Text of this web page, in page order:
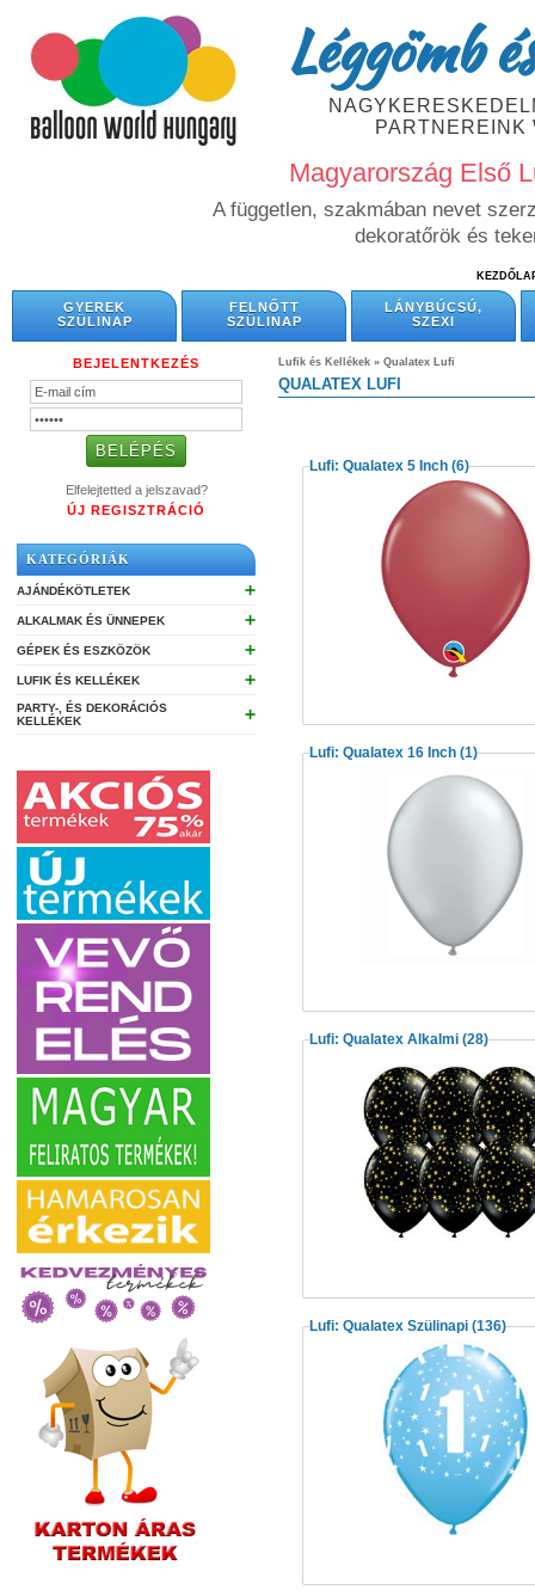
Léggömb
PARTNEREINK
Magyarország Első
A független, szakmában nevet
dekoratőrök és
GYEREK
SZÜLINAP
FELNŐTT
SZÜLINAP
LÁNYBÚCSÚ,
SZEXI
BEJELENTKEZÉS
Elfelejtetted a jelszavad?
ÚJ REGISZTRÁCIÓ
KATEGÓRIÁK
AJÁNDÉKÖTLETEK ➕
ALKALMAK ÉS ÜNNEPEK ➕
GÉPEK ÉS ESZKÖZÖK ➕
LUFIK ÉS KELLÉKEK ➕
PARTY-, ÉS DEKORÁCIÓS
KELLÉKEK
➕
Lufik és Kellékek » Qualatex Lufi
QUALATEX LUFI
Lufi: Qualatex 5 Inch(6)
Lufi: Qualatex 16 Inch(1)
Lufi: Qualatex Alkalmi(28)
Lufi: Qualatex Szülinapi(136)